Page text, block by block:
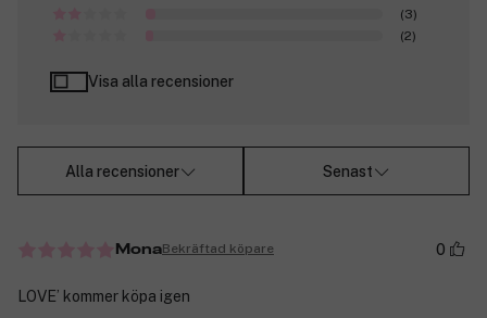
(3)
(2)
Visa alla recensioner
Alla recensioner Senast
MonaBekräftad köpare 0
LOVE’ kommer köpa igen